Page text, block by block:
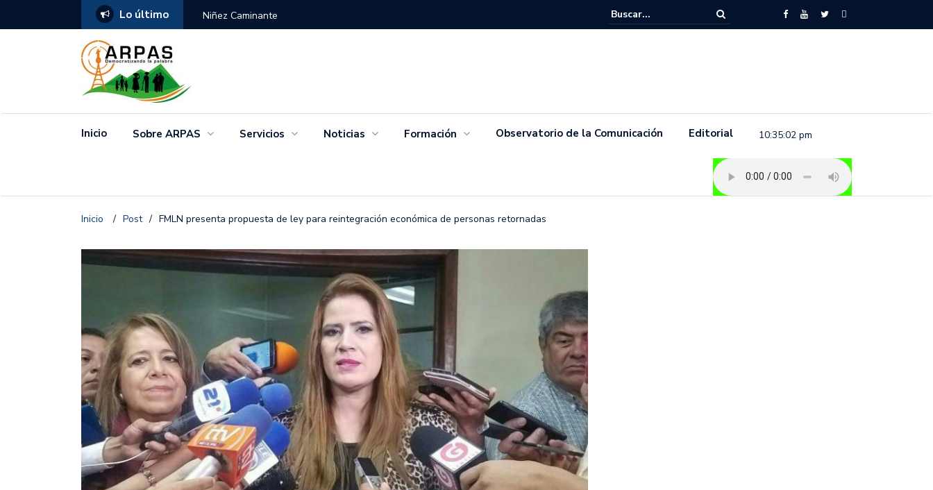
Lo último Niñez Caminante
Movimiento feminista se pronuncia previo a la conmemoración del 8 de marzo
Salvador.
Inicio Sobre ARPAS Servicios Noticias Formación Observatorio de la Comunicación Editorial 10:35:03 pm
Inicio / Post / FMLN presenta propuesta de ley para reintegración económica de personas retornadas